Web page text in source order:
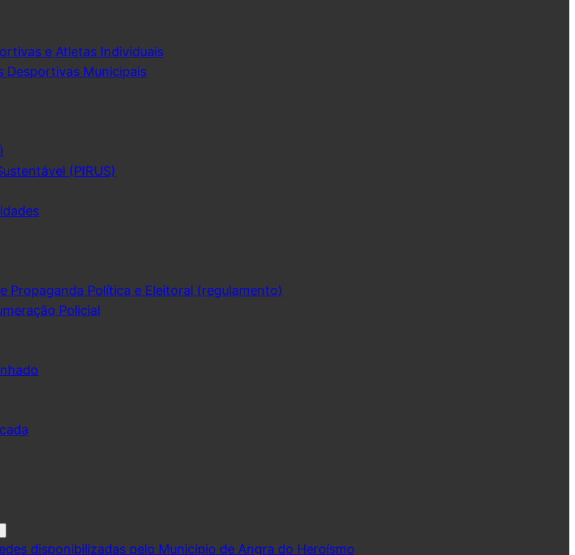
e Atletas Individuais
Desportivas Municipais
(PIRUS)
Propaganda Política e Eleitoral (regulamento)
Policial
disponibilizadas pelo Município de Angra do Heroísmo